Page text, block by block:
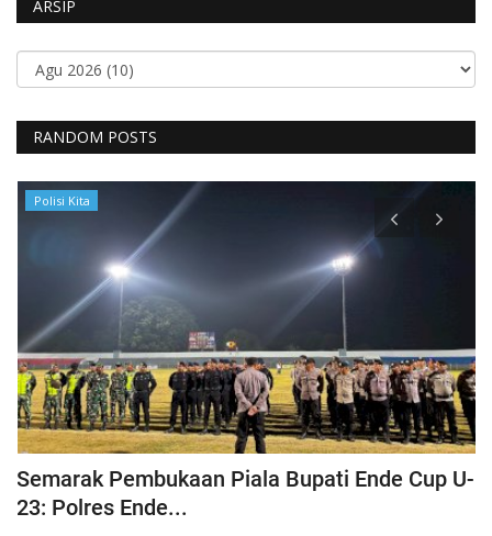
ARSIP
RANDOM POSTS
Polisi Kita
Semarak Pembukaan Piala Bupati Ende Cup U-
23: Polres Ende...